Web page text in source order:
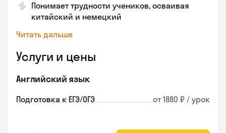
Понимает трудности учеников, осваивая
китайский и немецкий
Читать дальше
Услуги и цены
Английский язык
Подготовка к ЕГЭ/ОГЭ от 1880 ₽ / урок